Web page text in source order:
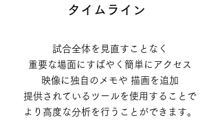
タイムライン
試合全体を見直すことなく
重要な場面にすばやく簡単にアクセス
映像に独自のメモや 描画を追加
提供されているツールを使用することで
より高度な分析を行うことができます。